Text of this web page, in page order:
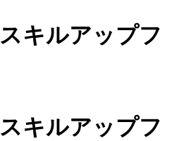
スキルアップフ
スキルアップフ